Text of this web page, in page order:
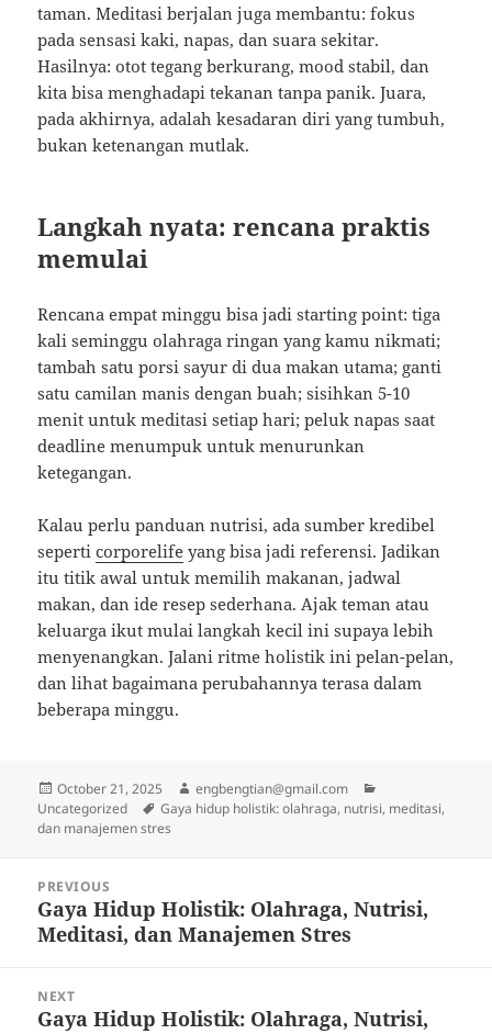
taman. Meditasi berjalan juga membantu: fokus
pada sensasi kaki, napas, dan suara sekitar.
Hasilnya: otot tegang berkurang, mood stabil, dan
kita bisa menghadapi tekanan tanpa panik. Juara,
pada akhirnya, adalah kesadaran diri yang tumbuh,
bukan ketenangan mutlak.
Langkah nyata: rencana praktis
memulai
Rencana empat minggu bisa jadi starting point: tiga
kali seminggu olahraga ringan yang kamu nikmati;
tambah satu porsi sayur di dua makan utama; ganti
satu camilan manis dengan buah; sisihkan 5-10
menit untuk meditasi setiap hari; peluk napas saat
deadline menumpuk untuk menurunkan
ketegangan.
Kalau perlu panduan nutrisi, ada sumber kredibel
seperticorporelife yang bisa jadi referensi. Jadikan
itu titik awal untuk memilih makanan, jadwal
makan, dan ide resep sederhana. Ajak teman atau
keluarga ikut mulai langkah kecil ini supaya lebih
menyenangkan. Jalani ritme holistik ini pelan-pelan,
dan lihat bagaimana perubahannya terasa dalam
beberapa minggu.
Posted
on
October 21, 2025 Author
engbengtian@gmail.com
Uncategorized
Tags
Gaya hidup holistik: olahraga, nutrisi, meditasi,
dan manajemen stres
navigation
PREVIOUS
Previous
post:
Gaya Hidup Holistik: Olahraga, Nutrisi,
Meditasi, dan Manajemen Stres
NEXT
Next
Gaya Hidup Holistik: Olahraga, Nutrisi,